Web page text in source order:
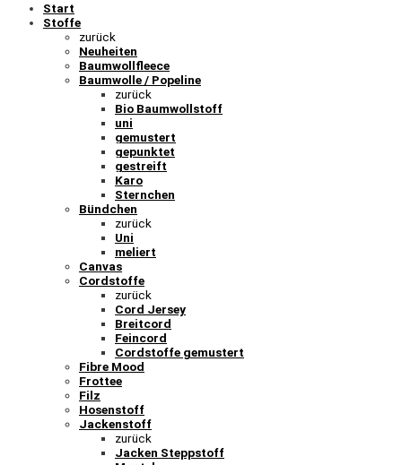
Start
Stoffe
zurück
Neuheiten
Baumwollfleece
Baumwolle / Popeline
zurück
Bio Baumwollstoff
uni
gemustert
gepunktet
gestreift
Karo
Sternchen
Bündchen
zurück
Uni
meliert
Canvas
Cordstoffe
zurück
Cord Jersey
Breitcord
Feincord
Cordstoffe gemustert
Fibre Mood
Frottee
Filz
Hosenstoff
Jackenstoff
zurück
Jacken Steppstoff